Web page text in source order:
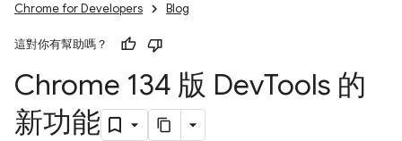
Chrome for Developers Blog
這對你有幫助嗎？
Chrome 134 版 DevTools 的
新功能